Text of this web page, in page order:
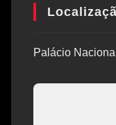
Palácio